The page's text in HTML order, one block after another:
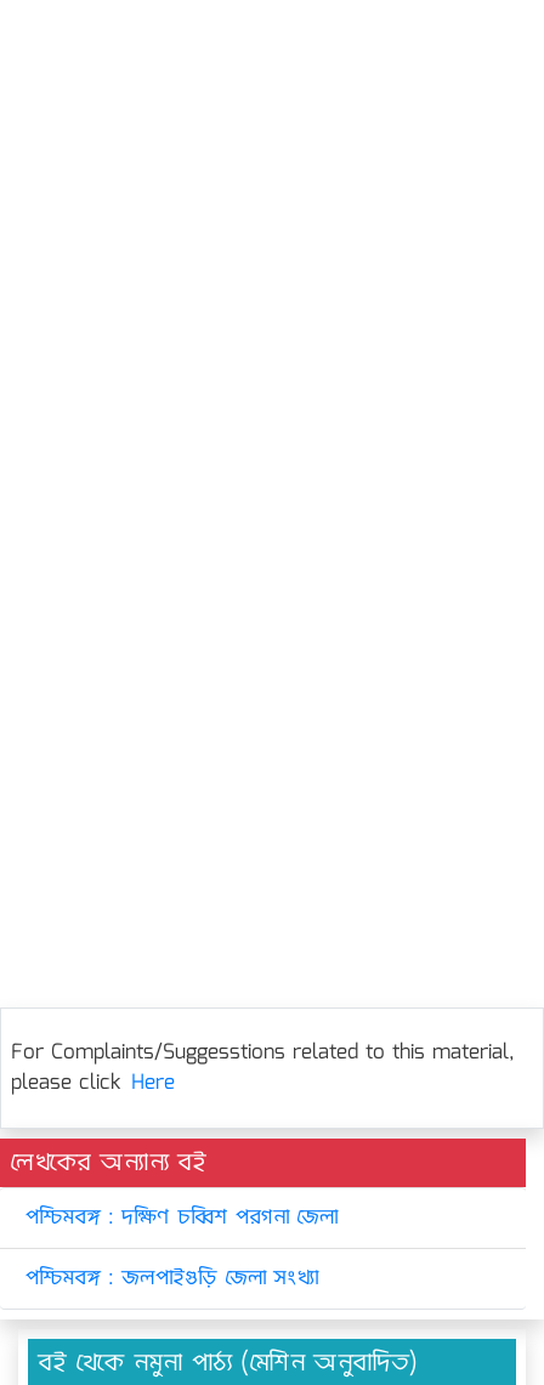
For Complaints/Suggesstions related to this material,
please click Here
লেখকের অন্যান্য বই
পশ্চিমবঙ্গ : দক্ষিণ চব্বিশ পরগনা জেলা
পশ্চিমবঙ্গ : জলপাইগুড়ি জেলা সংখ্যা
বই থেকে নমুনা পাঠ্য (মেশিন অনুবাদিত)